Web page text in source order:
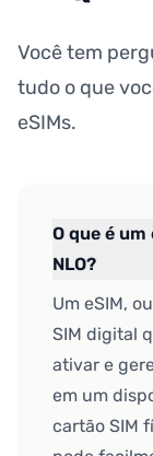
Você tem
tudo o que
eSIMs.
O que é
NLO?
Um eSIM,
SIM digital
ativar e
em um
cartão SIM